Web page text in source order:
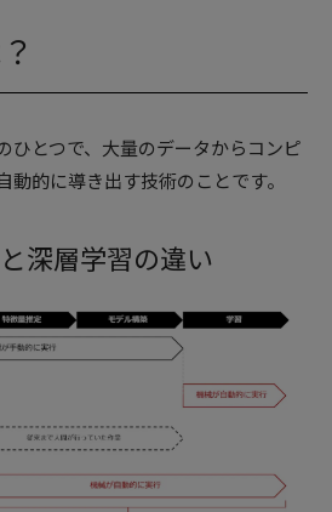
ひとつで、大量のデータからコンピ
動的に導き出す技術のことです。
深層学習の違い